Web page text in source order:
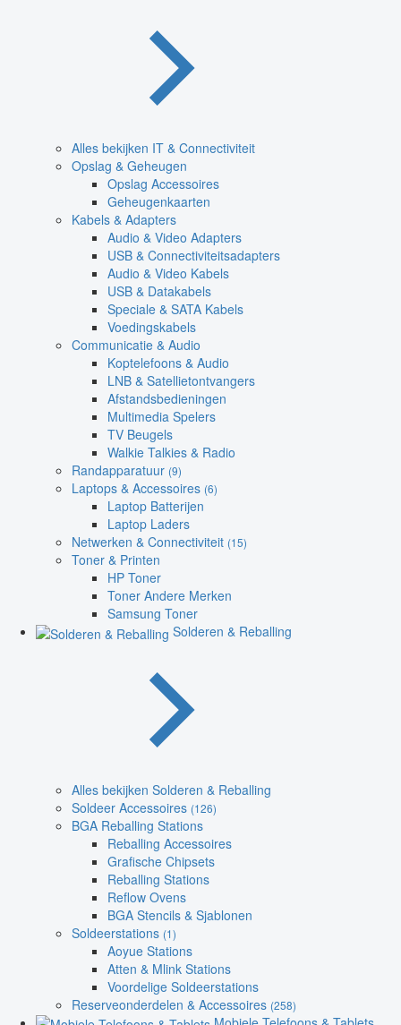
Alles bekijken IT & Connectiviteit
Opslag & Geheugen
Opslag Accessoires
Geheugenkaarten
Kabels & Adapters
Audio & Video Adapters
USB & Connectiviteitsadapters
Audio & Video Kabels
USB & Datakabels
Speciale & SATA Kabels
Voedingskabels
Communicatie & Audio
Koptelefoons & Audio
LNB & Satellietontvangers
Afstandsbedieningen
Multimedia Spelers
TV Beugels
Walkie Talkies & Radio
Randapparatuur (9)
Laptops & Accessoires (6)
Laptop Batterijen
Laptop Laders
Netwerken & Connectiviteit (15)
Toner & Printen
HP Toner
Toner Andere Merken
Samsung Toner
Solderen & Reballing
Alles bekijken Solderen & Reballing
Soldeer Accessoires (126)
BGA Reballing Stations
Reballing Accessoires
Grafische Chipsets
Reballing Stations
Reflow Ovens
BGA Stencils & Sjablonen
Soldeerstations (1)
Aoyue Stations
Atten & Mlink Stations
Voordelige Soldeerstations
Reserveonderdelen & Accessoires (258)